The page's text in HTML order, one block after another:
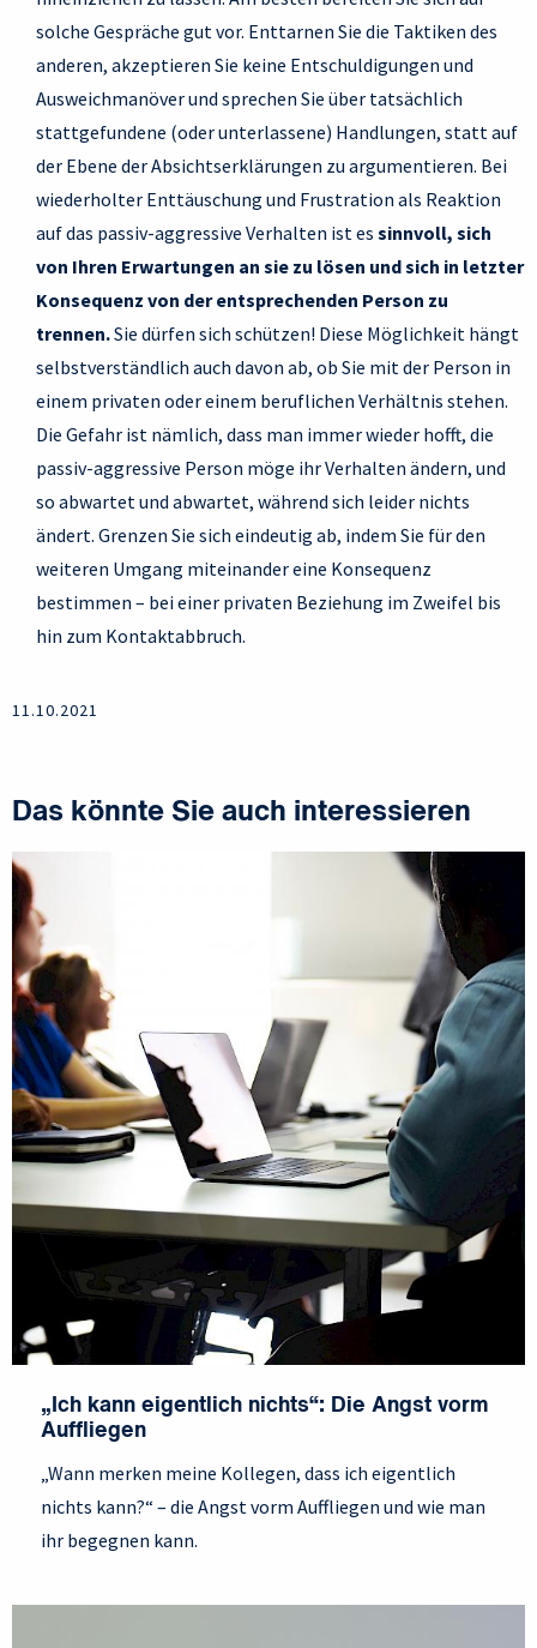
solche Gespräche gut vor. Enttarnen Sie die Taktiken des
anderen, akzeptieren Sie keine Entschuldigungen und
Ausweichmanöver und sprechen Sie über tatsächlich
stattgefundene (oder unterlassene) Handlungen, statt auf
der Ebene der Absichtserklärungen zu argumentieren. Bei
wiederholter Enttäuschung und Frustration als Reaktion
auf das passiv-aggressive Verhalten ist es sinnvoll, sich
von Ihren Erwartungen an sie zu lösen und sich in letzter
Konsequenz von der entsprechenden Person zu
trennen.Sie dürfen sich schützen! Diese Möglichkeit hängt
selbstverständlich auch davon ab, ob Sie mit der Person in
einem privaten oder einem beruflichen Verhältnis stehen.
Die Gefahr ist nämlich, dass man immer wieder hofft, die
passiv-aggressive Person möge ihr Verhalten ändern, und
so abwartet und abwartet, während sich leider nichts
ändert. Grenzen Sie sich eindeutig ab, indem Sie für den
weiteren Umgang miteinander eine Konsequenz
bestimmen – bei einer privaten Beziehung im Zweifel bis
hin zum Kontaktabbruch.
11.10.2021
Das könnte Sie auch interessieren
„Ich kann eigentlich nichts“: Die Angst vorm
Auffliegen
„Wann merken meine Kollegen, dass ich eigentlich
nichts kann?“ – die Angst vorm Auffliegen und wie man
ihr begegnen kann.